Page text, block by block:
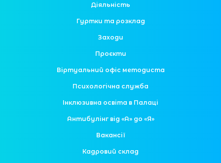
Діяльність
Гуртки та розклад
Заходи
Проєкти
Віртуальний офіс методиста
Психологічна служба
Інклюзивна освіта в Палаці
Антибулінг від «А» до «Я»
Вакансії
Кадровий склад